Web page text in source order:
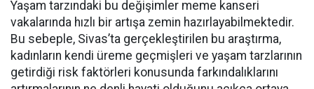
Yaşam tarzındaki bu değişimler meme kanseri
vakalarında hızlı bir artışa zemin hazırlayabilmektedir.
Bu sebeple, Sivas’ta gerçekleştirilen bu araştırma,
kadınların kendi üreme geçmişleri ve yaşam tarzlarının
getirdiği risk faktörleri konusunda farkındalıklarını